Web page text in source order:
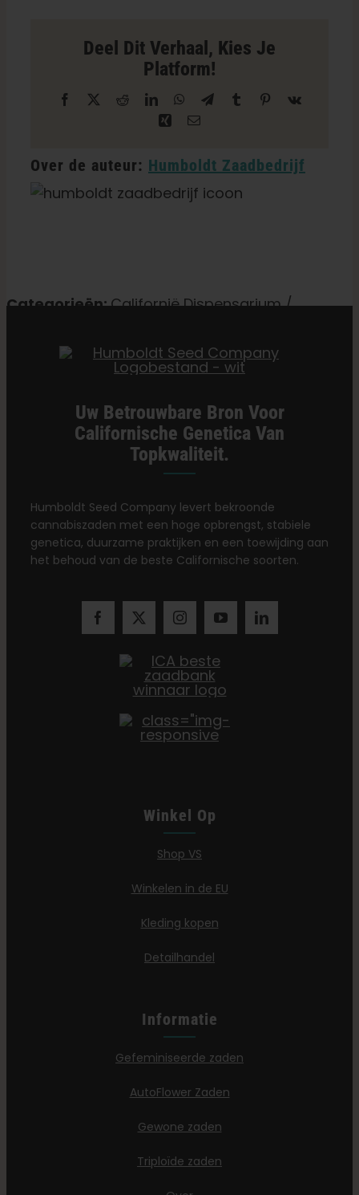
Humboldt-
winkel
in
Deel Dit Verhaal, Kies Je
Platform!
Facebook RedditLinkedInWhatsApp
TelegramTumblr Pinterest
Vk
Xing E-
Over de auteur: Humboldt Zaadbedrijf
Categorieën:Californië Dispensarium /
Uw Betrouwbare Bron Voor
Californische Genetica Van
Topkwaliteit.
Humboldt Seed Company levert bekroonde
cannabiszaden met een hoge opbrengst, stabiele
genetica, duurzame praktijken en een toewijding aan
het behoud van de beste Californische soorten.
Winkel Op
Shop VS
Winkelen in de EU
Kleding kopen
Detailhandel
Informatie
Gefeminiseerde zaden
AutoFlower Zaden
Gewone zaden
Triploïde zaden